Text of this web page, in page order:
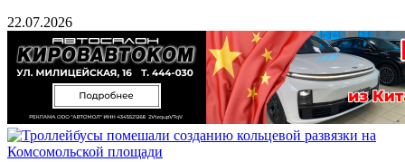
22.07.2026